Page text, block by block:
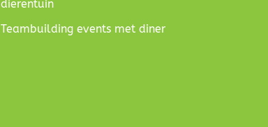
dierentuin
Teambuilding events met diner